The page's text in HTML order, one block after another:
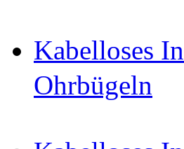
Kabelloses
Ohrbügeln